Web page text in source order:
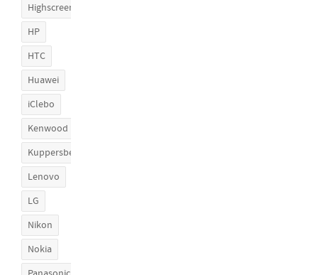
Highscreen
HP
HTC
Huawei
iClebo
Kenwood
Kuppersberg
Lenovo
LG
Nikon
Nokia